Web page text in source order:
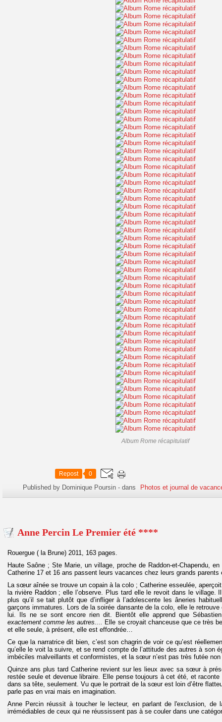
Album Rome récapitulatif
Repost 0
Published by Dominique Poursin -dans Photos et journal de
Anne Percin Le Premier été ****
Rouergue ( la Brune) 2011, 163 pages.
Haute Saône ; Ste Marie, un village, proche de Raddon-et-Chapendu,
Catherine 17 et 16 ans passent leurs vacances chez leurs grands parents
La sœur aînée se trouve un copain à la colo ; Catherine esseulée,
la rivière Raddon ; elle l’observe. Plus tard elle le revoit dans le village.
plus qu’il se tait plutôt que d’infliger à l’adolescente les âneries
garçons immatures. Lors de la soirée dansante de la colo, elle le
lui. Ils ne se sont encore rien dit. Bientôt elle apprend que
exactement comme les autres....
Elle se croyait chanceuse que ce très
et elle seule, à présent, elle est effondrée…
Ce que la narratrice dit bien, c’est son chagrin de voir ce qu’est
qu’elle le voit la suivre, et se rend compte de l’attitude des autres à son
imbéciles malveillants et conformistes, et la sœur n’est pas très futée
Quinze ans plus tard Catherine revient sur les lieux avec sa sœur à
restée seule et devenue libraire. Elle pense toujours à cet été, et
dans sa tête, seulement. Vu que le portrait de la sœur est loin d’être
parle pas en vrai mais en imagination.
Anne Percin réussit à toucher le lecteur, en parlant de l'exclusion, de
irrémédiables de ceux qui ne réussissent pas à se couler dans une